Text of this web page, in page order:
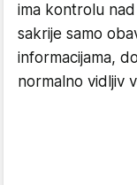
ima kontrolu
sakrije samo
informacijama,
normalno vidljiv